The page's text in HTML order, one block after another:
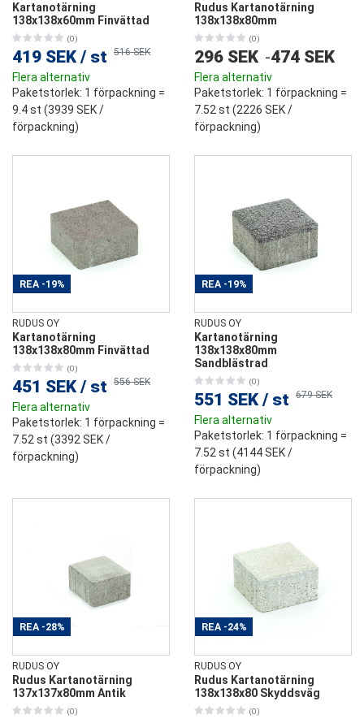
Kartanotärning
138x138x60mm Finvättad
(0)
419 SEK / st 516 SEK
Flera alternativ
Paketstorlek: 1 förpackning =
9.4 st (3939 SEK/
förpackning)
Rudus Kartanotärning
138x138x80mm
(0)
296 SEK -474 SEK
Flera alternativ
Paketstorlek: 1 förpackning =
7.52 st (2226 SEK/
förpackning)
REA -19%
RUDUS OY
Kartanotärning
138x138x80mm Finvättad
(0)
451 SEK / st 556 SEK
Flera alternativ
Paketstorlek: 1 förpackning =
7.52 st (3392 SEK/
förpackning)
REA -19%
RUDUS OY
Kartanotärning
138x138x80mm
Sandblästrad
(0)
551 SEK / st 679 SEK
Flera alternativ
Paketstorlek: 1 förpackning =
7.52 st (4144 SEK/
förpackning)
REA -28%
RUDUS OY
Rudus Kartanotärning
137x137x80mm Antik
(0)
REA -24%
RUDUS OY
Rudus Kartanotärning
138x138x80 Skyddsväg
(0)